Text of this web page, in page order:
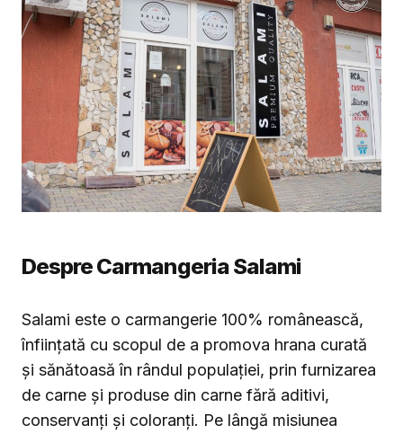
Despre Carmangeria Salami
Salami este o carmangerie 100% românească,
înființată cu scopul de a promova hrana curată
și sănătoasă în rândul populației, prin furnizarea
de carne și produse din carne fără aditivi,
conservanți și coloranți. Pe lângă misiunea